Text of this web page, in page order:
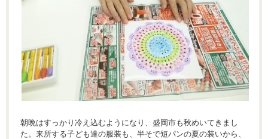
朝晩はすっかり冷え込むようになり、盛岡市も秋めいてきまし
た。来所する子ども達の服装も、半そで短パンの夏の装いから、